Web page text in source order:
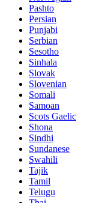
Pashto
Persian
Punjabi
Serbian
Sesotho
Sinhala
Slovak
Slovenian
Somali
Samoan
Scots Gaelic
Shona
Sindhi
Sundanese
Swahili
Tajik
Tamil
Telugu